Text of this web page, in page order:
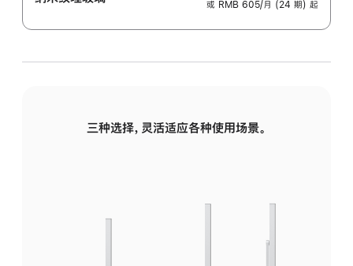
或 RMB 605/月 (24 期) 起
三种选择，灵活适应各种使用场景。